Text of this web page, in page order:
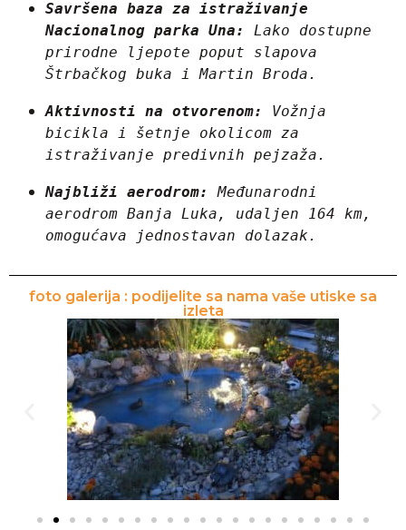
Savršena baza za istraživanje
Nacionalnog parka Una:
Lako dostupne
prirodne ljepote poput slapova
Štrbačkog buka i Martin Broda.
Aktivnosti na otvorenom:
Vožnja
bicikla i šetnje okolicom za
istraživanje predivnih pejzaža.
Najbliži aerodrom:
Međunarodni
aerodrom Banja Luka, udaljen 164 km,
omogućava jednostavan dolazak.
foto galerija : podijelite sa nama vaše utiske sa
izleta